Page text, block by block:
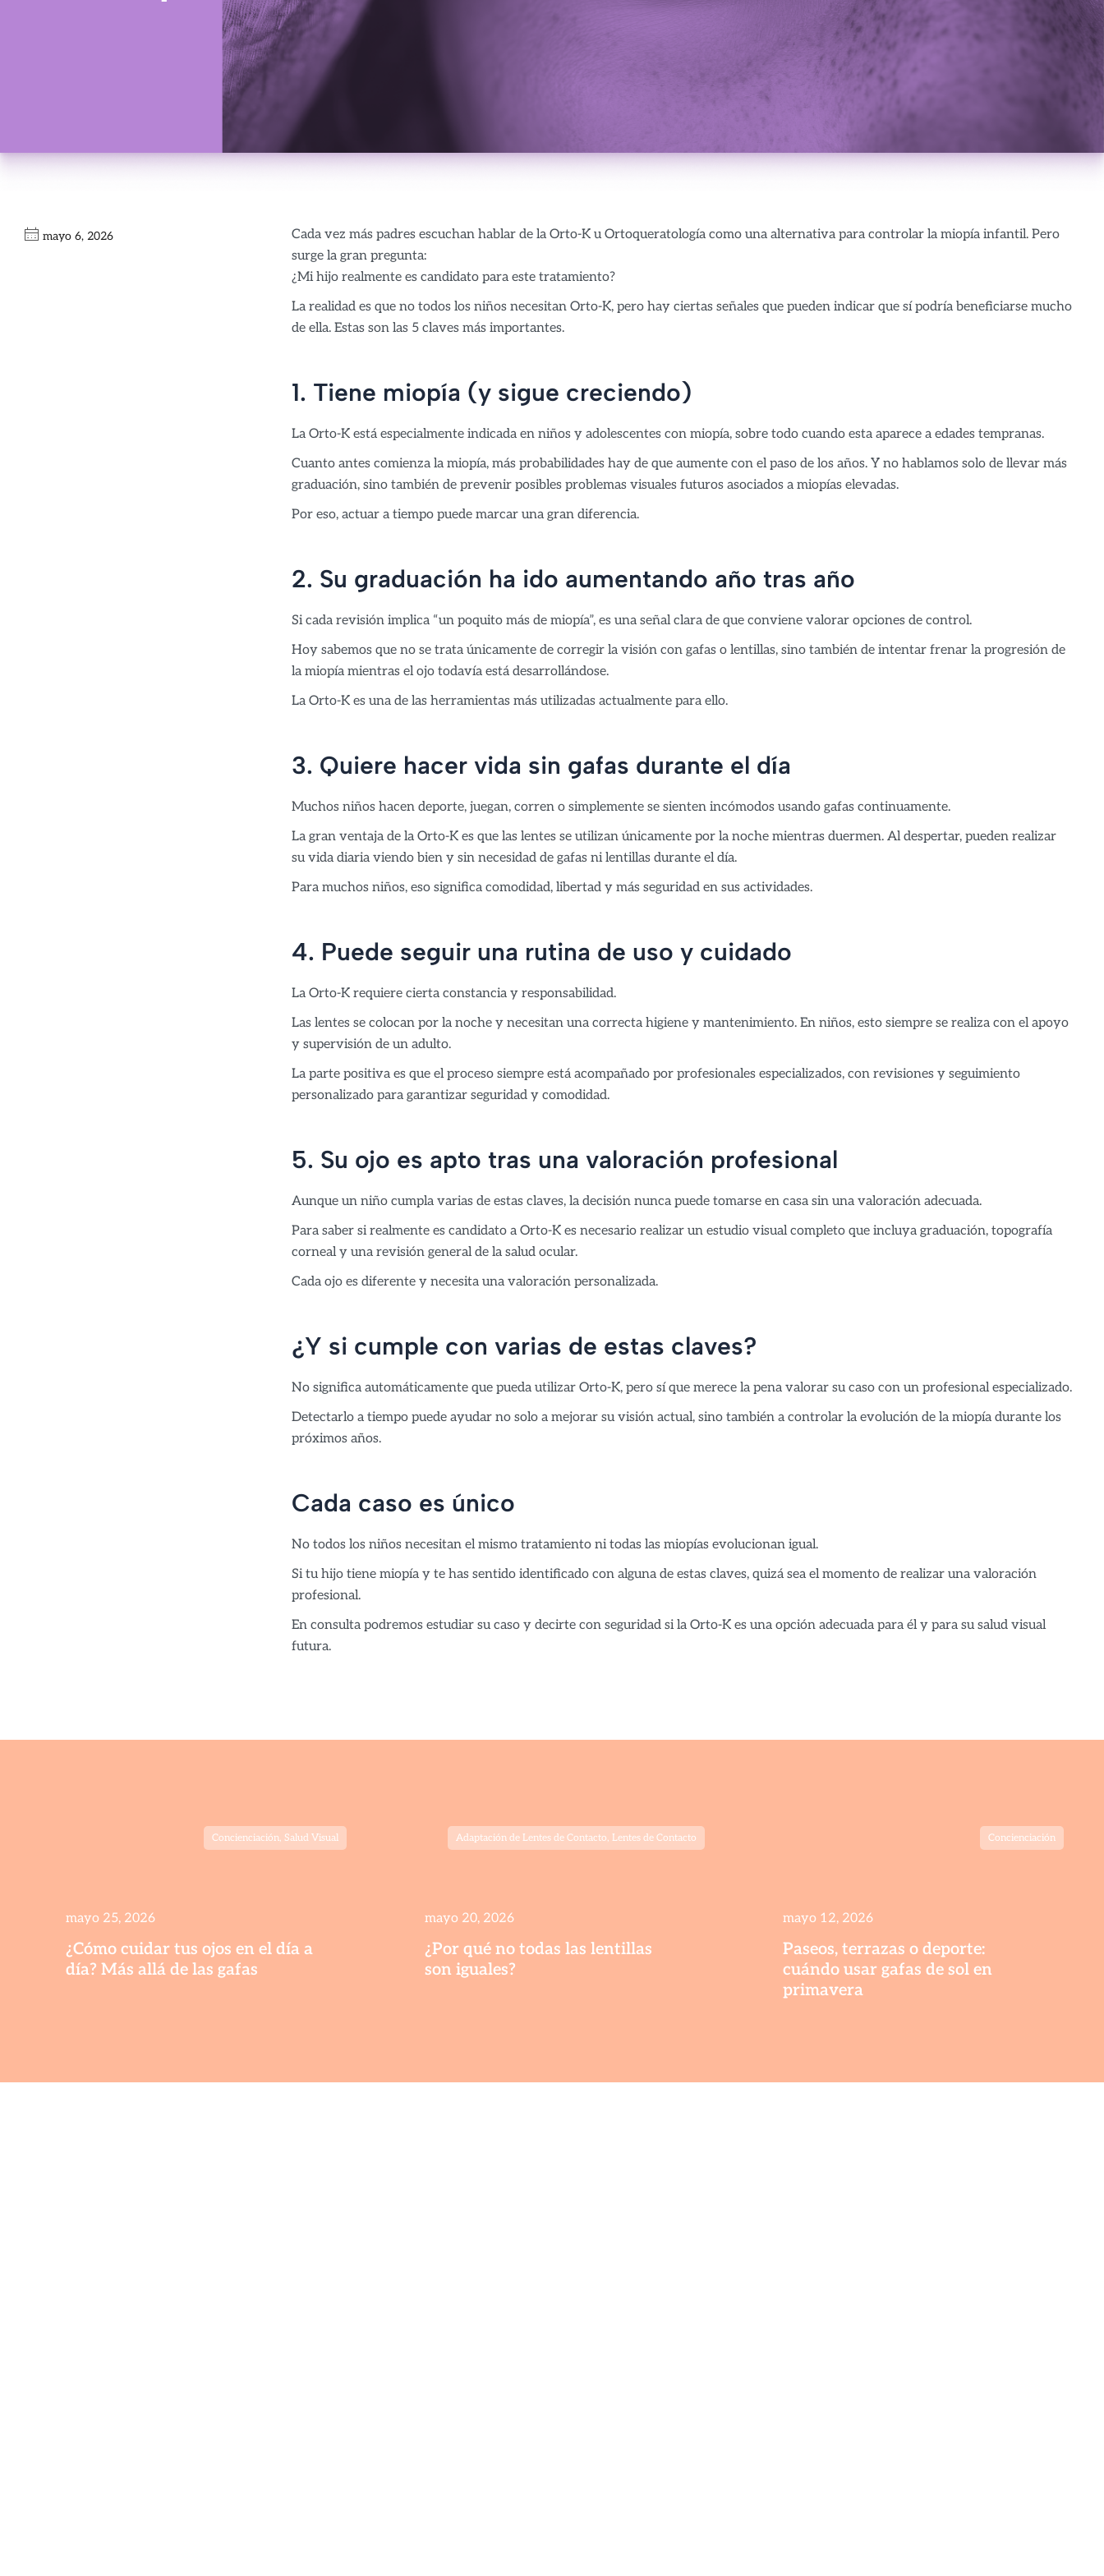
mayo 6, 2026
Cada vez más padres escuchan hablar de la Orto-K u Ortoqueratología como una alternativa para controlar la miopía infantil. Pero
surge la gran pregunta:
¿Mi hijo realmente es candidato para este tratamiento?
La realidad es que no todos los niños necesitan Orto-K, pero hay ciertas señales que pueden indicar que sí podría beneficiarse mucho
de ella. Estas son las 5 claves más importantes.
1. Tiene miopía (y sigue creciendo)
La Orto-K está especialmente indicada en niños y adolescentes con miopía, sobre todo cuando esta aparece a edades tempranas.
Cuanto antes comienza la miopía, más probabilidades hay de que aumente con el paso de los años. Y no hablamos solo de llevar más
graduación, sino también de prevenir posibles problemas visuales futuros asociados a miopías elevadas.
Por eso, actuar a tiempo puede marcar una gran diferencia.
2. Su graduación ha ido aumentando año tras año
Si cada revisión implica “un poquito más de miopía”, es una señal clara de que conviene valorar opciones de control.
Hoy sabemos que no se trata únicamente de corregir la visión con gafas o lentillas, sino también de intentar frenar la progresión de
la miopía mientras el ojo todavía está desarrollándose.
La Orto-K es una de las herramientas más utilizadas actualmente para ello.
3. Quiere hacer vida sin gafas durante el día
Muchos niños hacen deporte, juegan, corren o simplemente se sienten incómodos usando gafas continuamente.
La gran ventaja de la Orto-K es que las lentes se utilizan únicamente por la noche mientras duermen. Al despertar, pueden realizar
su vida diaria viendo bien y sin necesidad de gafas ni lentillas durante el día.
Para muchos niños, eso significa comodidad, libertad y más seguridad en sus actividades.
4. Puede seguir una rutina de uso y cuidado
La Orto-K requiere cierta constancia y responsabilidad.
Las lentes se colocan por la noche y necesitan una correcta higiene y mantenimiento. En niños, esto siempre se realiza con el apoyo
y supervisión de un adulto.
La parte positiva es que el proceso siempre está acompañado por profesionales especializados, con revisiones y seguimiento
personalizado para garantizar seguridad y comodidad.
5. Su ojo es apto tras una valoración profesional
Aunque un niño cumpla varias de estas claves, la decisión nunca puede tomarse en casa sin una valoración adecuada.
Para saber si realmente es candidato a Orto-K es necesario realizar un estudio visual completo que incluya graduación, topografía
corneal y una revisión general de la salud ocular.
Cada ojo es diferente y necesita una valoración personalizada.
¿Y si cumple con varias de estas claves?
No significa automáticamente que pueda utilizar Orto-K, pero sí que merece la pena valorar su caso con un profesional especializado.
Detectarlo a tiempo puede ayudar no solo a mejorar su visión actual, sino también a controlar la evolución de la miopía durante los
próximos años.
Cada caso es único
No todos los niños necesitan el mismo tratamiento ni todas las miopías evolucionan igual.
Si tu hijo tiene miopía y te has sentido identificado con alguna de estas claves, quizá sea el momento de realizar una valoración
profesional.
En consulta podremos estudiar su caso y decirte con seguridad si la Orto-K es una opción adecuada para él y para su salud visual
futura.
mayo 25, 2026
Concienciación, Salud Visual
¿Cómo cuidar tus ojos en el día a
día? Más allá de las gafas
mayo 20, 2026
Adaptación de Lentes de Contacto,Lentes de Contacto
¿Por qué no todas las lentillas
son iguales?
mayo 12, 2026
Concienciación
Paseos, terrazas o deporte:
cuándo usar gafas de sol en
primavera